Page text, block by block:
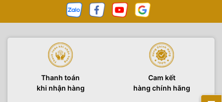
Thanh toán
khi nhận hàng
Cam kết
hàng chính hãng